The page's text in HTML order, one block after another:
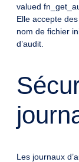
valued
Elle accepte
nom de fichier
d’audit.
Les journaux